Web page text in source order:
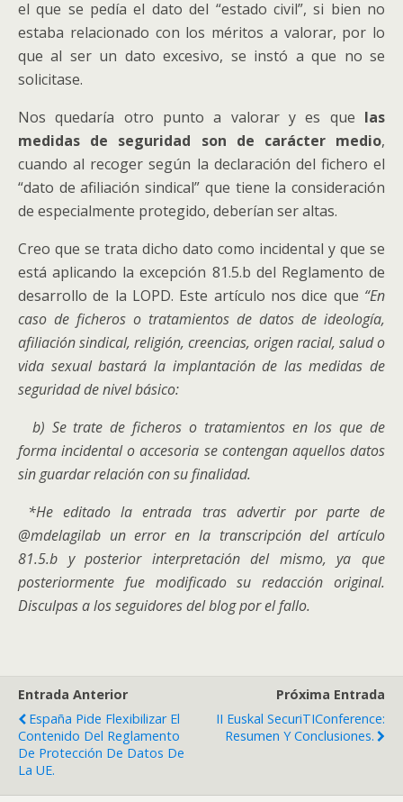
el que se pedía el dato del “estado civil”, si bien no
estaba relacionado con los méritos a valorar, por lo
que al ser un dato excesivo, se instó a que no se
solicitase.
Nos quedaría otro punto a valorar y es que las
medidas de seguridad son de carácter medio,
cuando al recoger según la declaración del fichero el
“dato de afiliación sindical” que tiene la consideración
de especialmente protegido, deberían ser altas.
Creo que se trata dicho dato como incidental y que se
está aplicando la excepción 81.5.b del Reglamento de
desarrollo de la LOPD. Este artículo nos dice que “En
caso de ficheros o tratamientos de datos de ideología,
afiliación sindical, religión, creencias, origen racial, salud o
vida sexual bastará la implantación de las medidas de
seguridad de nivel básico:
b) Se trate de ficheros o tratamientos en los que de
forma incidental o accesoria se contengan aquellos datos
sin guardar relación con su finalidad.
*He editado la entrada tras advertir por parte de
@mdelagilab un error en la transcripción del artículo
81.5.b y posterior interpretación del mismo, ya que
posteriormente fue modificado su redacción original.
Disculpas a los seguidores del blog por el fallo.
Entrada Anterior
España Pide Flexibilizar El
Contenido Del Reglamento
De Protección De Datos De
La UE.
Próxima Entrada
II Euskal SecuriTIConference:
Resumen Y Conclusiones.